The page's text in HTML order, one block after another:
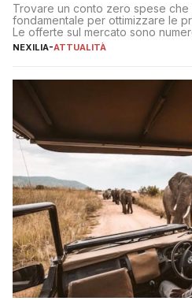
Trovare un conto zero spese
fondamentale per ottimizzare le
Le offerte sul mercato sono
individuare quella più adatta alle
sul […]
NEXILIA-ATTUALITÀ